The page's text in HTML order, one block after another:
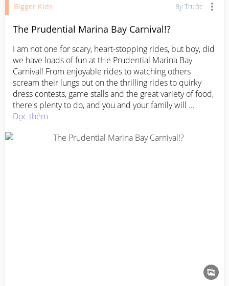
Bigger Kids 8y Trước
The Prudential Marina Bay Carnival!?
I am not one for scary, heart-stopping rides, but boy, did
we have loads of fun at tHe Prudential Marina Bay
Carnival! From enjoyable rides to watching others
scream their lungs out on the thrilling rides to quirky
dress contests, game stalls and the great variety of food,
there's plenty to do, and you and your family will
definitely have the time-of-your-life there! The
till 24th March. #PrudentialCarnival #PMBC2018
Đọc thêm